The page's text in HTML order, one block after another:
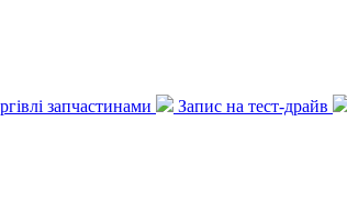
запчастинами Запис на тест-драйв